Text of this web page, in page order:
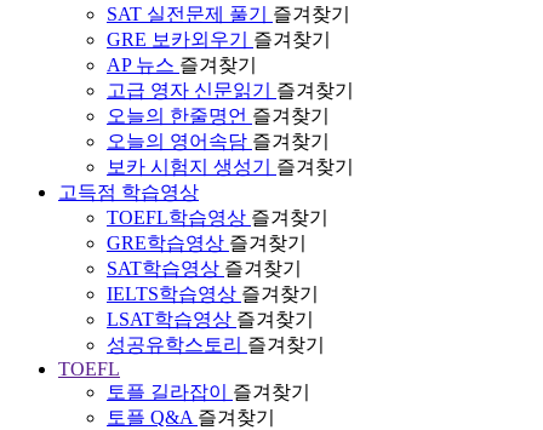
SAT 실전문제 풀기
즐겨찾기
GRE 보카외우기
즐겨찾기
AP 뉴스 즐겨찾기
고급 영자 신문읽기
즐겨찾기
오늘의 한줄명언 즐겨찾기
오늘의 영어속담 즐겨찾기
보카 시험지 생성기
즐겨찾기
고득점 학습영상
TOEFL학습영상 즐겨찾기
GRE학습영상 즐겨찾기
SAT학습영상 즐겨찾기
IELTS학습영상 즐겨찾기
LSAT학습영상 즐겨찾기
성공유학스토리 즐겨찾기
TOEFL
토플 길라잡이
즐겨찾기
토플 Q&A 즐겨찾기